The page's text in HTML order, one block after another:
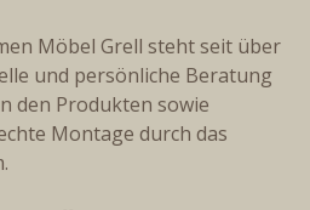
Möbel Grell steht seit über
und persönliche Beratung
den Produkten sowie
Montage durch das